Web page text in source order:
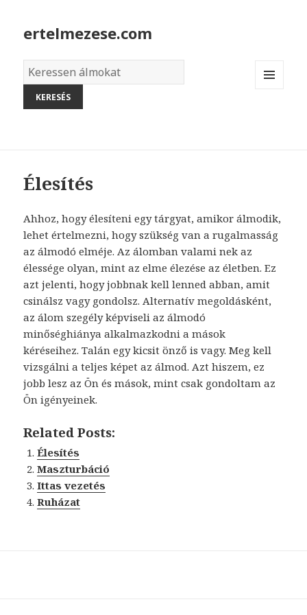
ertelmezese.com
Álmok
szótára
Élesítés
Ahhoz, hogy élesíteni egy tárgyat, amikor álmodik,
lehet értelmezni, hogy szükség van a rugalmasság
az álmodó elméje. Az álomban valami nek az
élessége olyan, mint az elme élezése az életben. Ez
azt jelenti, hogy jobbnak kell lenned abban, amit
csinálsz vagy gondolsz. Alternatív megoldásként,
az álom szegély képviseli az álmodó
minőséghiánya alkalmazkodni a mások
kéréseihez. Talán egy kicsit önző is vagy. Meg kell
vizsgálni a teljes képet az álmod. Azt hiszem, ez
jobb lesz az Ön és mások, mint csak gondoltam az
Ön igényeinek.
Related Posts:
Élesítés
Maszturbáció
Ittas vezetés
Ruházat